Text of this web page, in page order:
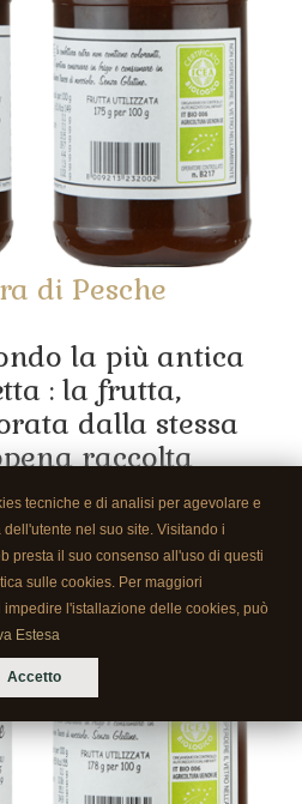
di Pesche
la più antica
: la frutta,
dalla stessa
raccolta
tecniche e di analisi per agevolare e
nel suo site. Visitando i
presta il suo consenso all'uso di questi
sulle cookies. Per maggiori
l'istallazione delle cookies, può
Estesa
Accetto